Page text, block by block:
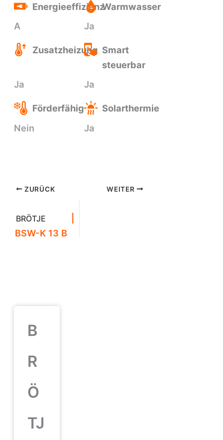
Energieeffizienz
A
Warmwasser
Ja
Zusatzheizung
Ja
Smart
steuerbar
Ja
Förderfähig
Nein
Solarthermie
Ja
ZURÜCK
BRÖTJE
BSW-K 13 B
WEITER
B
R
Ö
TJ